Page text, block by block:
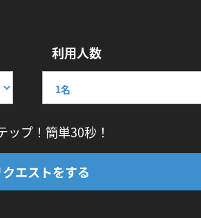
利用人数
ップ！簡単30秒！
エストをする